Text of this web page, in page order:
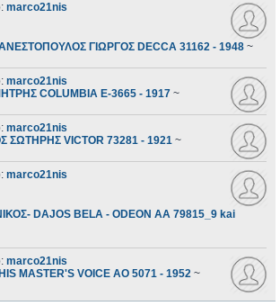
marco21nis
ΓΙΩΡΓΟΣ DECCA 31162 - 1948 ~
marco21nis
COLUMBIA E-3665 - 1917 ~
marco21nis
ΣΩΤΗΡΗΣ VICTOR 73281 - 1921 ~
marco21nis
DAJOS BELA - ODEON AA 79815_9 kai
marco21nis
MASTER'S VOICE AO 5071 - 1952 ~